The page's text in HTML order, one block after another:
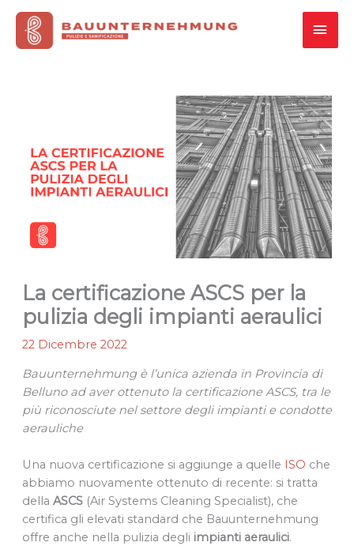
contenuto
La certificazione ASCS per la
pulizia degli impianti aeraulici
22 Dicembre 2022
Bauunternehmung è l’unica azienda in Provincia di
Belluno ad aver ottenuto la certificazione ASCS, tra le
più riconosciute nel settore degli impianti e condotte
aerauliche
Una nuova certificazione si aggiunge a quelle ISO che
abbiamo nuovamente ottenuto di recente: si tratta
della ASCS (Air Systems Cleaning Specialist), che
certifica gli elevati standard che Bauunternehmung
offre anche nella pulizia degli impianti aeraulici.